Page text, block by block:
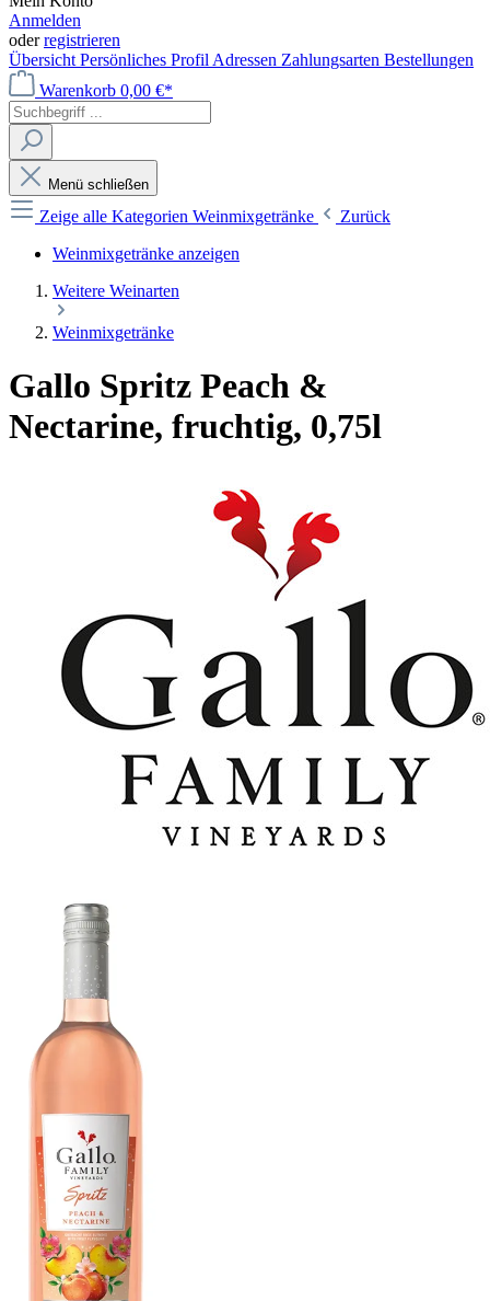
Anmelden
oderregistrieren
Übersicht Persönliches Profil Adressen Zahlungsarten Bestellungen
Warenkorb 0,00 €*
Menü schließen
Zeige alle Kategorien Weinmixgetränke
Zurück
Weinmixgetränke anzeigen
Weitere Weinarten
Weinmixgetränke
Gallo Spritz Peach &
Nectarine, fruchtig, 0,75l